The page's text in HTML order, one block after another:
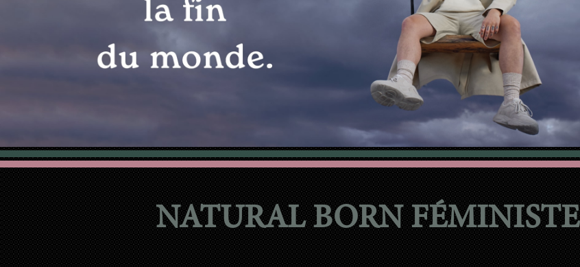
NATURAL BORN FÉMINISTE